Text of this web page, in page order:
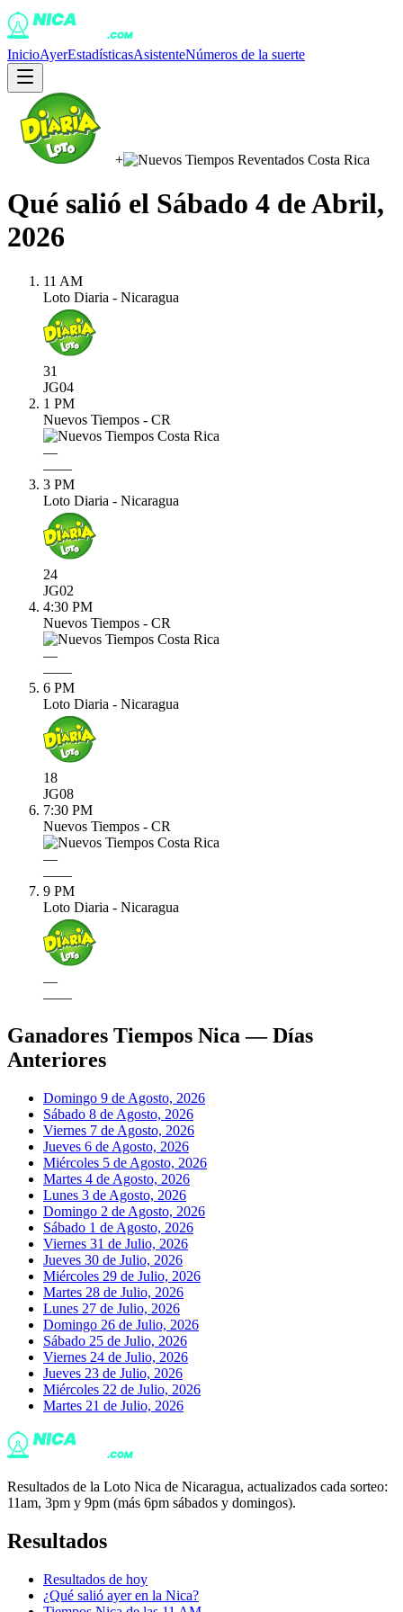
InicioAyerEstadísticasAsistenteNúmeros de la suerte
+
Qué salió el Sábado 4 de Abril,
2026
11 AM
Loto Diaria - Nicaragua
31
JG04
1 PM
Nuevos Tiempos - CR
—
——
3 PM
Loto Diaria - Nicaragua
24
JG02
4:30 PM
Nuevos Tiempos - CR
—
——
6 PM
Loto Diaria - Nicaragua
18
JG08
7:30 PM
Nuevos Tiempos - CR
—
——
9 PM
Loto Diaria - Nicaragua
—
——
Ganadores Tiempos Nica — Días
Anteriores
Domingo 9 de Agosto, 2026
Sábado 8 de Agosto, 2026
Viernes 7 de Agosto, 2026
Jueves 6 de Agosto, 2026
Miércoles 5 de Agosto, 2026
Martes 4 de Agosto, 2026
Lunes 3 de Agosto, 2026
Domingo 2 de Agosto, 2026
Sábado 1 de Agosto, 2026
Viernes 31 de Julio, 2026
Jueves 30 de Julio, 2026
Miércoles 29 de Julio, 2026
Martes 28 de Julio, 2026
Lunes 27 de Julio, 2026
Domingo 26 de Julio, 2026
Sábado 25 de Julio, 2026
Viernes 24 de Julio, 2026
Jueves 23 de Julio, 2026
Miércoles 22 de Julio, 2026
Martes 21 de Julio, 2026
Resultados de la Loto Nica de Nicaragua, actualizados cada sorteo:
11am, 3pm y 9pm (más 6pm sábados y domingos).
Resultados
Resultados de hoy
¿Qué salió ayer en la Nica?